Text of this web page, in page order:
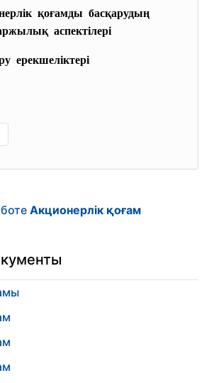
қоғамды басқарудың
аспектілері
ерекшеліктері
Акционерлік қоғам